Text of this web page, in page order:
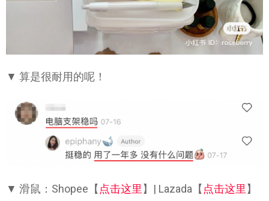
▼ 算是很耐用的呢！
▼ 滑鼠：Shopee【点击这里】| Lazada【点击这里】